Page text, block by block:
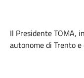
Il Presidente TOMA,
autonome di Trento